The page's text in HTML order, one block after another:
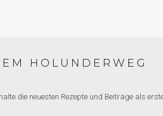
HOLUNDERWEG
die neuesten Rezepte und Beiträge als